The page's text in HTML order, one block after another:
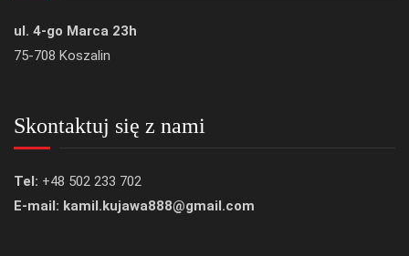
ul. 4-go Marca 23h
75-708 Koszalin
Skontaktuj się z nami
Tel: +48 502 233 702
E-mail: kamil.kujawa888@gmail.com